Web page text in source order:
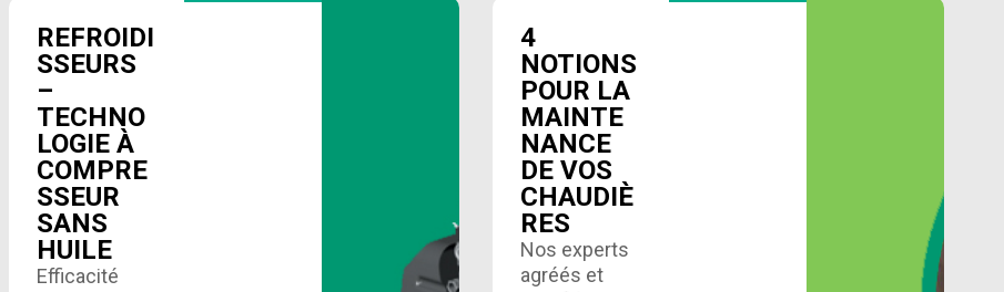
REFROIDI
SSEURS
–
TECHNO
LOGIE À
COMPRE
SSEUR
SANS
HUILE
Efficacité
4
NOTIONS
POUR LA
MAINTE
NANCE
DE VOS
CHAUDIÈ
RES
Nos experts
agréés et